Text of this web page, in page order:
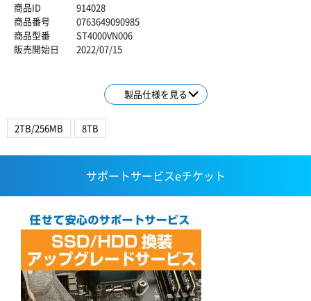
商品ID
914028
商品番号
0763649090985
商品型番
ST4000VN006
販売開始日
2022/07/15
製品仕様を見る
2TB/256MB 8TB
サポートサービスeチケット